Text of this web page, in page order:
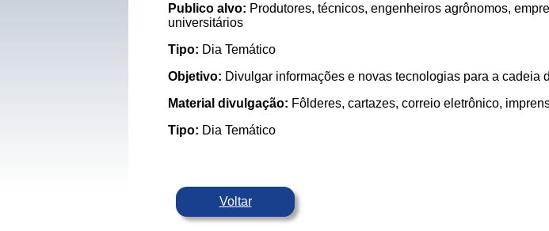
Publico alvo: Produtores, técnicos, engenheiros agrônomos,
universitários
Tipo: Dia Temático
Objetivo: Divulgar informações e novas tecnologias para a cadeia
Material divulgação: Fôlderes, cartazes, correio eletrônico,
Tipo: Dia Temático
Voltar